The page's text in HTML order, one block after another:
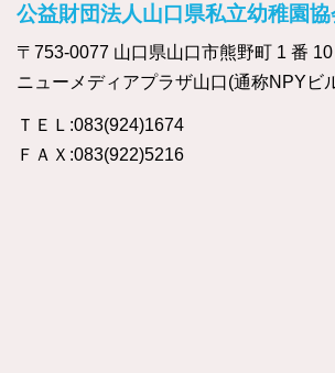
公益財団法人山口県私立幼稚園協
〒753-0077 山口県山口市熊野町 1 番
ニューメディアプラザ山口(通称NPYビ
ＴＥＬ:083(924)1674
ＦＡＸ:083(922)5216